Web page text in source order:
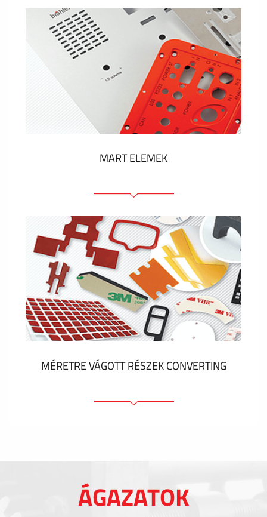
Fóliacímkék
Fóliabillentyűzet, Membrános billentyűzet
Fém címkék
Címkék
Műanyag címkék és cédulák
MUTASS TÖBBET
MART ELEMEK
Előlapok (elülső, tartó)
Anodizált panelek
Színes panelek
Panelek szerelőelemekkel
Gravírozott címkék
MUTASS TÖBBET
MÉRETRE VÁGOTT RÉSZEK CONVERTING
Kitöltések és hőkezelés
Szigetelés
ÁGAZATOK